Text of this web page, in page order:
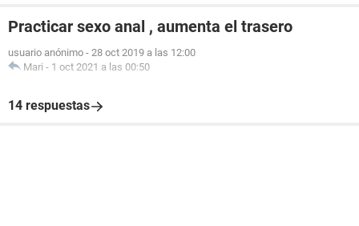
Practicar sexo anal , aumenta el trasero
usuario anónimo - 28 oct 2019 a las 12:00
Mari - 1 oct 2021 a las 00:50
14 respuestas